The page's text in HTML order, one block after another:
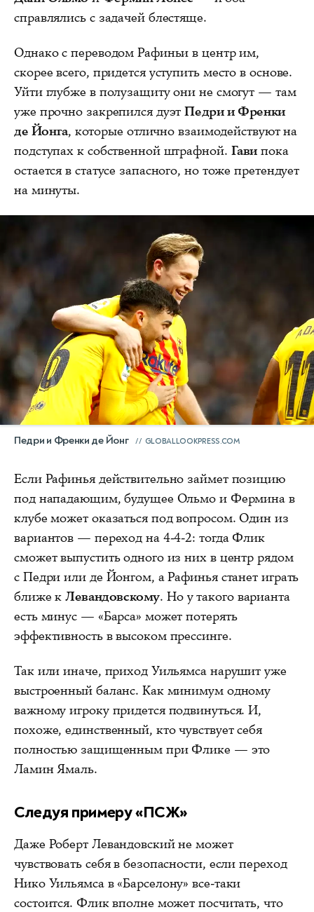
справлялись с задачей блестяще.
Однако с переводом Рафиньи в центр им,
скорее всего, придется уступить место в основе.
Уйти глубже в полузащиту они не смогут — там
уже прочно закрепился дуэтПедри и Френки
де Йонга, которые отлично взаимодействуют на
подступах к собственной штрафной. Гави пока
остается в статусе запасного, но тоже претендует
на минуты.
Педри и Френки де Йонг GLOBALLOOKPRESS.COM
Если Рафинья действительно займет позицию
под нападающим, будущее Ольмо и Фермина в
клубе может оказаться под вопросом. Один из
вариантов — переход на 4-4-2: тогда Флик
сможет выпустить одного из них в центр рядом
с Педри или де Йонгом, а Рафинья станет играть
ближе кЛевандовскому. Но у такого варианта
есть минус — «Барса» может потерять
эффективность в высоком прессинге.
Так или иначе, приход Уильямса нарушит уже
выстроенный баланс. Как минимум одному
важному игроку придется подвинуться. И,
похоже, единственный, кто чувствует себя
полностью защищенным при Флике — это
Ламин Ямаль.
Следуя примеру «ПСЖ»
Даже Роберт Левандовский не может
чувствовать себя в безопасности, если переход
Нико Уильямса в «Барселону» все-таки
состоится. Флик вполне может посчитать, что